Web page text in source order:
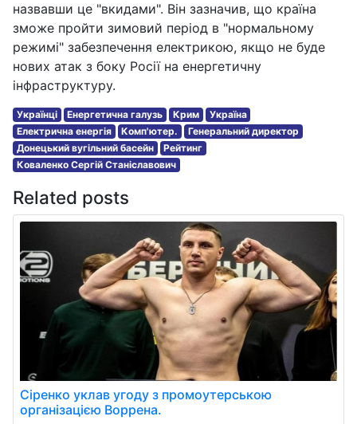
назвавши це "вкидами". Він зазначив, що країна
зможе пройти зимовий період в "нормальному
режимі" забезпечення електрикою, якщо не буде
нових атак з боку Росії на енергетичну
інфраструктуру.
Українці Енергетична галузь Крим
Україна
Електрична енергія
Комп'ютер.
Генеральний директор
Донецький вугільний басейн
Рейтинг
Коваленко Сергій Станіславович
Related posts
Сіренко уклав угоду з промоутерською
організацією Воррена.